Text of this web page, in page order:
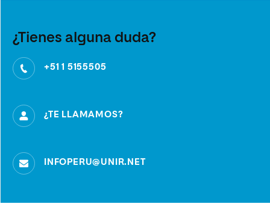
¿Tienes alguna duda?
+51 1 5155505
¿TE LLAMAMOS?
INFOPERU@UNIR.NET